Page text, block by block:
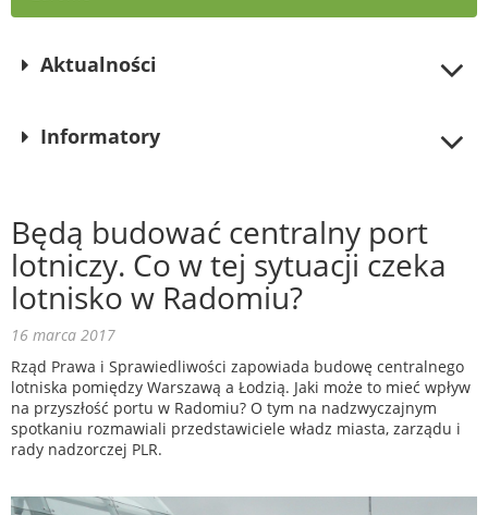
Aktualności
Informatory
Będą budować centralny port
lotniczy. Co w tej sytuacji czeka
lotnisko w Radomiu?
16 marca 2017
Rząd Prawa i Sprawiedliwości zapowiada budowę centralnego
lotniska pomiędzy Warszawą a Łodzią. Jaki może to mieć wpływ
na przyszłość portu w Radomiu? O tym na nadzwyczajnym
spotkaniu rozmawiali przedstawiciele władz miasta, zarządu i
rady nadzorczej PLR.